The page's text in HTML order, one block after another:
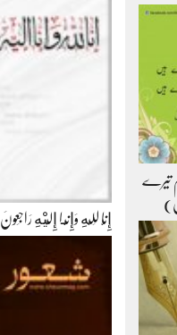
إِنَّا لِلّهِ وَإِنَّـا إِلَيْهِ رَاجِعونَ
تیرے